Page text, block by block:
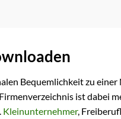
Bequemlichkeit zu
ist dabei
Kleinunternehmer,